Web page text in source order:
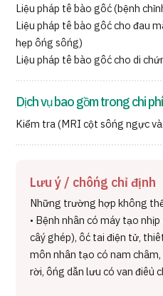
Liệu pháp tế bào gốc (bệnh
Liệu pháp tế bào gốc cho đau
hẹp ống sống)
Liệu pháp tế bào gốc cho di
Dịch vụ bao gồm trong chi
Kiểm tra (MRI cột sống ngực
Lưu ý / chống chỉ định
Những trường hợp không
• Bệnh nhân có máy tạo
cấy ghép), ốc tai điện tử,
môn nhân tạo có nam
rời, ống dẫn lưu có van điều